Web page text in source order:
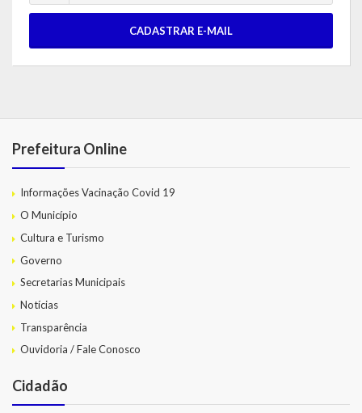
CADASTRAR E-MAIL
Prefeitura Online
Informações Vacinação Covid 19
O Município
Cultura e Turismo
Governo
Secretarias Municipais
Notícias
Transparência
Ouvidoria / Fale Conosco
Cidadão